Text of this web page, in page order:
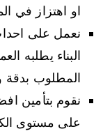
او اهتزاز في
نعمل على
البناء يطلبه
المطلوب بدقة
نقوم بتأمين
على مستوى